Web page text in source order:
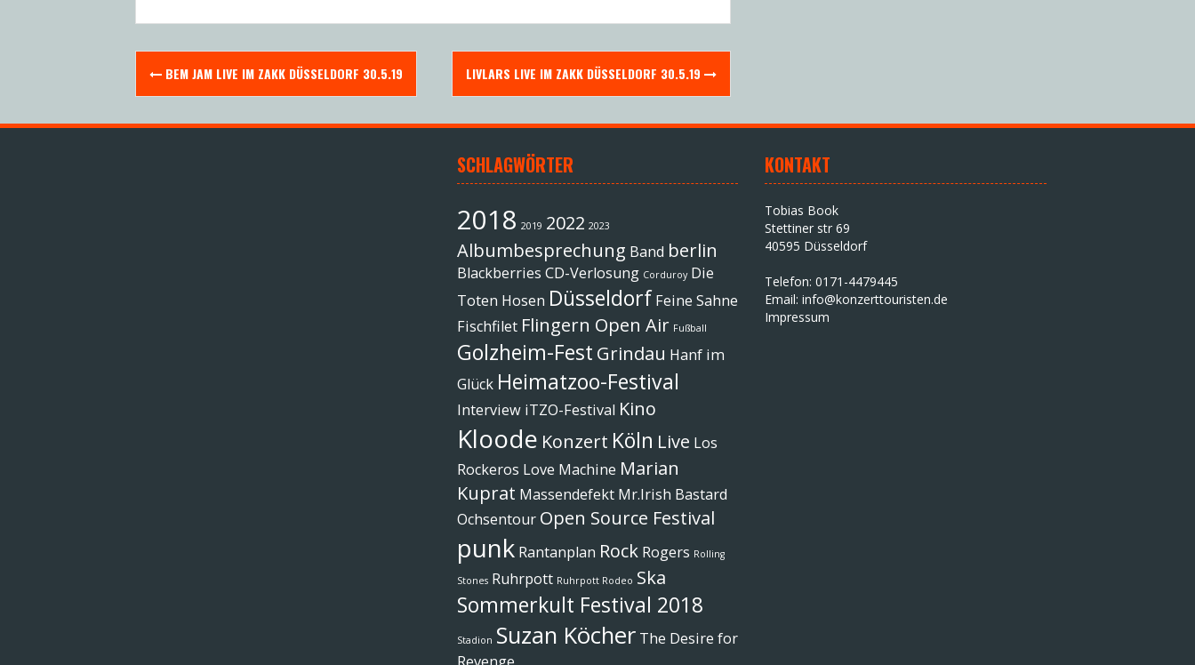
Post
navigation
BEM JAM LIVE IM ZAKK DÜSSELDORF 30.5.19 LIVLARS LIVE IM ZAKK DÜSSELDORF 30.5.19
SCHLAGWÖRTER
2018 2019 2022 2023
Albumbesprechung Band berlin
Blackberries CD-Verlosung Corduroy Die
Toten Hosen Düsseldorf Feine Sahne
Fischfilet Flingern Open Air Fußball
Golzheim-Fest Grindau Hanf im
Glück Heimatzoo-Festival
Interview iTZO-Festival Kino
Kloode Konzert Köln Live Los
Rockeros Love Machine Marian
Kuprat Massendefekt Mr.Irish Bastard
Ochsentour Open Source Festival
punk Rantanplan Rock Rogers Rolling
Stones Ruhrpott Ruhrpott Rodeo Ska
Sommerkult Festival 2018
Stadion Suzan Köcher The Desire for
KONTAKT
Tobias Book
Stettiner str 69
40595 Düsseldorf
Telefon: 0171-4479445
Email:info@konzerttouristen.de
Impressum